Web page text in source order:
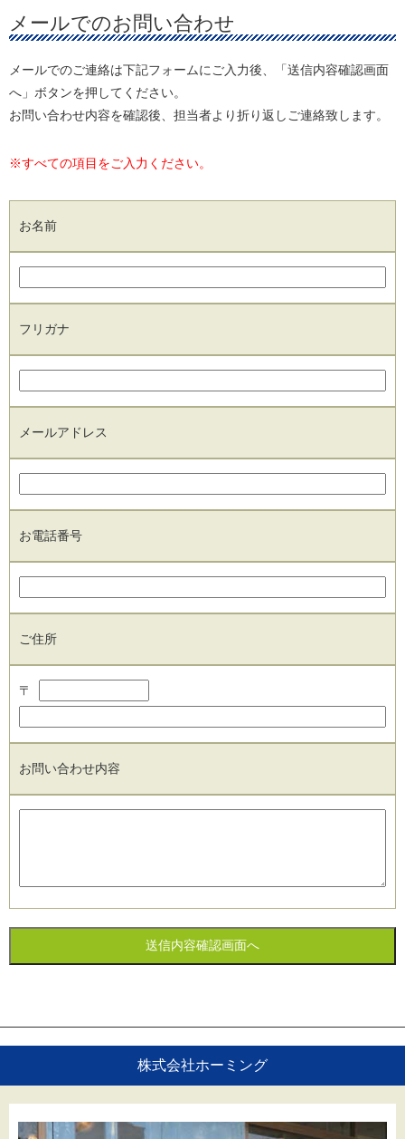
メールでのお問い合わせ
メールでのご連絡は下記フォームにご入力後、「送信内容確認画面
へ」ボタンを押してください。
お問い合わせ内容を確認後、担当者より折り返しご連絡致します。
※すべての項目をご入力ください。
お名前
フリガナ
メールアドレス
お電話番号
ご住所
〒
お問い合わせ内容
株式会社ホーミング